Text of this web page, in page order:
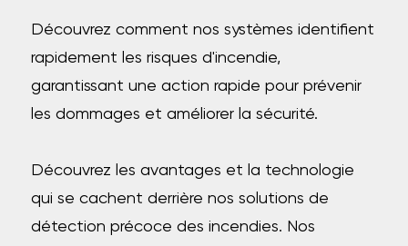
Découvrez comment nos systèmes identifient
rapidement les risques d'incendie,
garantissant une action rapide pour prévenir
les dommages et améliorer la sécurité.
Découvrez les avantages et la technologie
qui se cachent derrière nos solutions de
détection précoce des incendies. Nos